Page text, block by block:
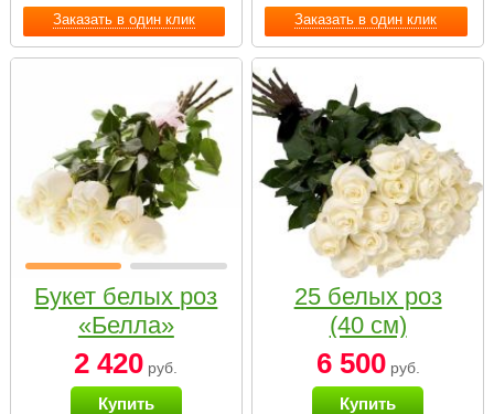
Заказать в один клик Заказать в один клик
Букет белых роз
«Белла»
2 420 руб.
Купить
25 белых роз
(40 см)
6 500руб.
Купить